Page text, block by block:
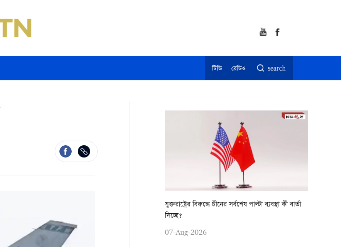
টিভি রেডিও search
যুক্তরাষ্ট্রের বিরুদ্ধে চীনের সর্বশেষ পাল্টা ব্যবস্থা কী বার্তা
দিচ্ছে?
07-Aug-2026